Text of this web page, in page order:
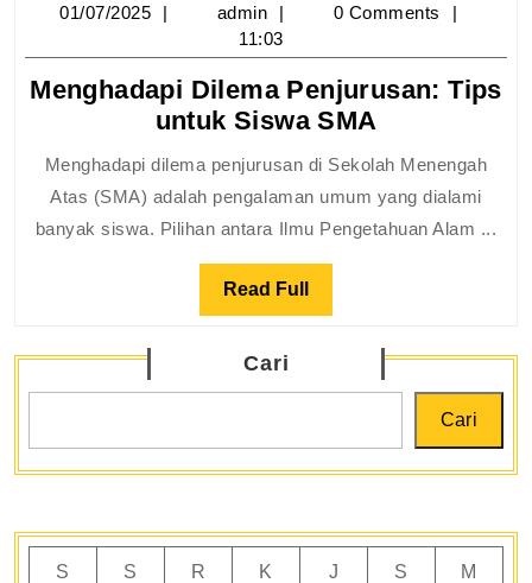
01/07/2025 01/07/2025
admin admin0 Comments
11:03
Menghadapi Dilema Penjurusan: Tips
untuk Siswa SMA
Dilema
Penjurusan:
Tips
untuk
Menghadapi dilema penjurusan di Sekolah Menengah
Atas (SMA) adalah pengalaman umum yang dialami
banyak siswa. Pilihan antara Ilmu Pengetahuan Alam ...
Read Full Read
Full
Cari
Cari
S S R K J S M